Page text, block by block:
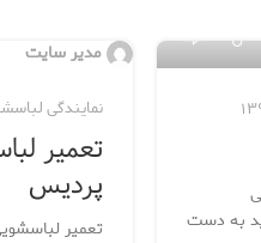
به دست
مدیر سایت
نمایندگی
تعمیر
پردیس
تعمیر